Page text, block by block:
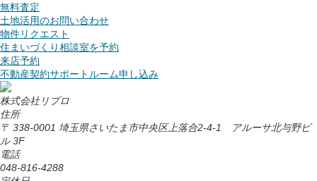
無料査定
土地活用のお問い合わせ
物件リクエスト
住まいづくり相談室を予約
来店予約
不動産契約サポートルーム申し込み
株式会社リプロ
住所
〒 338-0001 埼玉県さいたま市中央区上落合2-4-1 アルーサ北与野ビ
ル 3F
電話
048-816-4288